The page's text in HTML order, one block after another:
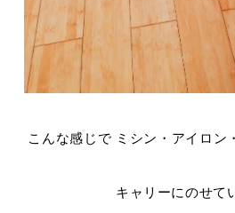
こんな感じで ミシン・アイロン
キャリーにのせて